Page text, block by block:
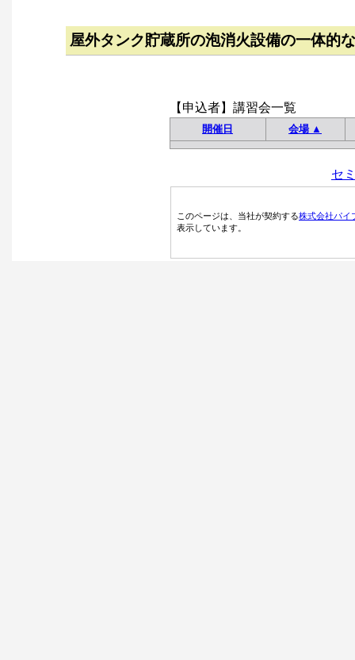
屋外タンク貯蔵所の泡消火設備の一体的
【申込者】講習会一覧
開催日 会場 ▲
セ
このページは、当社が契約する株式会社パイ
表示しています。